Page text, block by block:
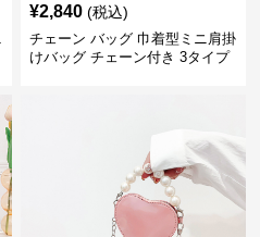
¥2,840 (税込)
チェーン バッグ 巾着型ミニ肩掛
けバッグ チェーン付き 3タイプ